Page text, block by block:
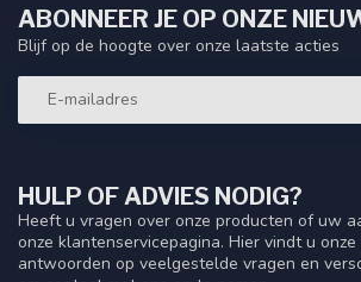
HULP OF ADVIES NODIG?
Heeft u vragen over onze producten of uw
onze klantenservicepagina. Hier vindt u
antwoorden op veelgestelde vragen en
ABONNEER JE OP ONZE
Blijf op de hoogte over onze laatste acties